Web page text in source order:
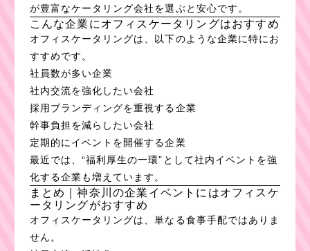
が豊富なケータリング会社を選ぶと安心です。
こんな企業にオフィスケータリングはおすすめ
オフィスケータリングは、以下のような企業に特にお
すすめです。
社員数が多い企業
社内交流を強化したい会社
採用ブランディングを重視する企業
幹事負担を減らしたい会社
定期的にイベントを開催する企業
最近では、“福利厚生の一環”として社内イベントを強
化する企業も増えています。
まとめ｜神奈川の企業イベントにはオフィスケ
ータリングがおすすめ
オフィスケータリングは、単なる食事手配ではありま
せん。